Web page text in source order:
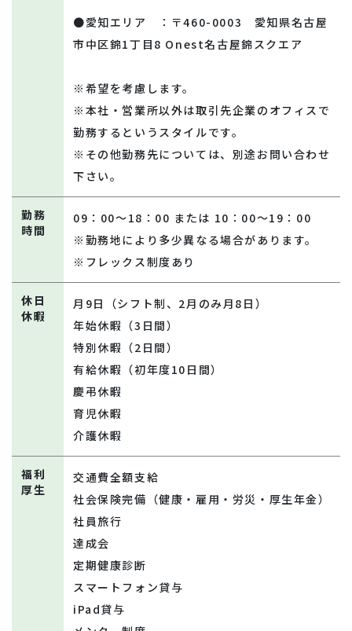
●愛知エリア ：〒460-0003 愛知県名古屋
市中区錦1丁目8 Onest名古屋錦スクエア
※希望を考慮します。
※本社・営業所以外は取引先企業のオフィスで
勤務するというスタイルです。
※その他勤務先については、別途お問い合わせ
下さい。
勤務
時間
09：00～18：00 または 10：00～19：00
※勤務地により多少異なる場合があります。
※フレックス制度あり
休日
休暇
月9日（シフト制、2月のみ月8日）
年始休暇（3日間）
特別休暇（2日間）
有給休暇（初年度10日間）
慶弔休暇
育児休暇
介護休暇
福利
厚生
交通費全額支給
社会保険完備（健康・雇用・労災・厚生年金）
社員旅行
達成会
定期健康診断
スマートフォン貸与
iPad貸与